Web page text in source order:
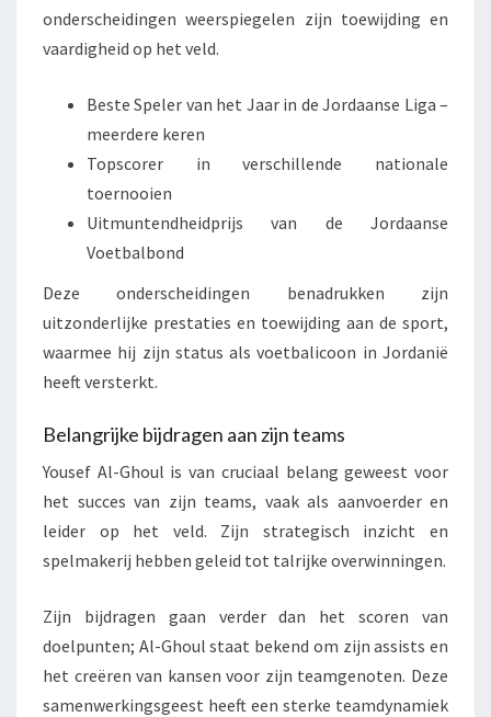
onderscheidingen weerspiegelen zijn toewijding en
vaardigheid op het veld.
Beste Speler van het Jaar in de Jordaanse Liga –
meerdere keren
Topscorer in verschillende nationale
toernooien
Uitmuntendheidprijs van de Jordaanse
Voetbalbond
Deze onderscheidingen benadrukken zijn
uitzonderlijke prestaties en toewijding aan de sport,
waarmee hij zijn status als voetbalicoon in Jordanië
heeft versterkt.
Belangrijke bijdragen aan zijn teams
Yousef Al-Ghoul is van cruciaal belang geweest voor
het succes van zijn teams, vaak als aanvoerder en
leider op het veld. Zijn strategisch inzicht en
spelmakerij hebben geleid tot talrijke overwinningen.
Zijn bijdragen gaan verder dan het scoren van
doelpunten; Al-Ghoul staat bekend om zijn assists en
het creëren van kansen voor zijn teamgenoten. Deze
samenwerkingsgeest heeft een sterke teamdynamiek